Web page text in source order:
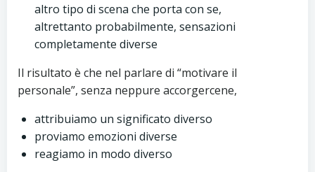
altro tipo di scena che porta con se,
altrettanto probabilmente, sensazioni
completamente diverse
Il risultato è che nel parlare di “motivare il
personale”, senza neppure accorgercene,
attribuiamo un significato diverso
proviamo emozioni diverse
reagiamo in modo diverso